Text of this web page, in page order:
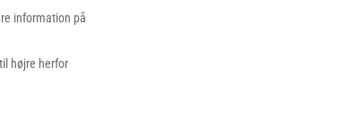
information på
højre herfor